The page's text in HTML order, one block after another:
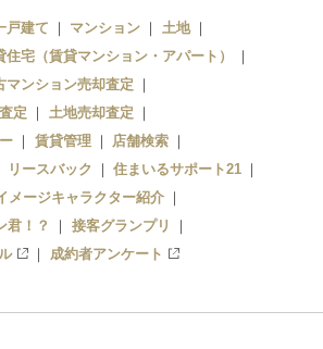
戸建て マンション
土地
住宅（賃貸マンション・アパート）
マンション売却査定
定
土地売却査定
賃貸管理
店舗検索
リースバック
住まいるサポート21
メージキャラクター紹介
君！？
接客グランプリ
成約者アンケート